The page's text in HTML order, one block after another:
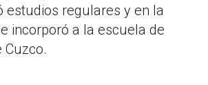
estudios regulares y en la
incorporó a la escuela de
Cuzco.